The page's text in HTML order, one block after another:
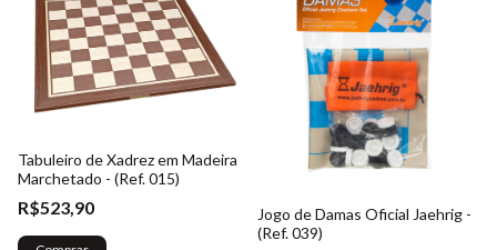
Tabuleiro de Xadrez em Madeira
Marchetado - (Ref. 015)
R$523,90
Jogo de Damas Oficial Jaehrig -
(Ref. 039)